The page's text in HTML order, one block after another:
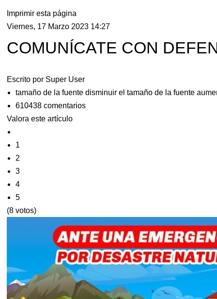
Imprimir esta página
Viernes, 17 Marzo 2023 14:27
COMUNÍCATE CON
Escrito por Super User
tamaño de la fuente disminuir el tamaño de la fuente
610438 comentarios
Valora este artículo
1
2
3
4
5
(8 votos)